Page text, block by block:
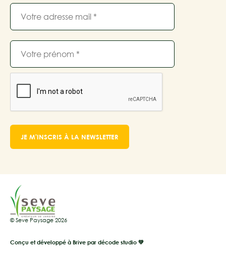
© Seve Paysage 2026
Conçu et développé à Brive par décode studio 💚